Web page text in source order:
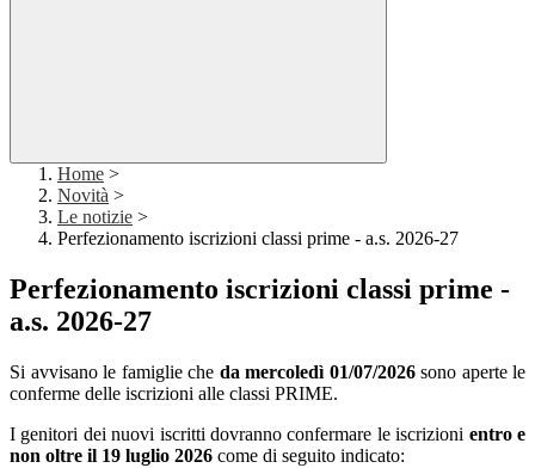
Home >
Novità >
Le notizie >
Perfezionamento iscrizioni classi prime - a.s. 2026-27
Perfezionamento iscrizioni classi prime -
a.s. 2026-27
Si avvisano le famiglie che da mercoledì 01/07/2026sono aperte le
conferme delle iscrizioni alle classi PRIME.
I genitori dei nuovi iscritti dovranno confermare le iscrizioni entro e
non oltre il 19 luglio 2026 come di seguito indicato: